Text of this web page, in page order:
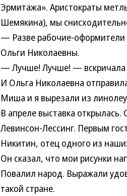
Эрмитажа». Аристократы
Шемякина), мы
— Разве рабочие-оформители
Ольги Николаевны.
— Лучше! Лучше! — вскричала
И Ольга Николаевна
Миша и я вырезали из
В апреле выставка
Левинсон-Лессинг. Первым
Никитин, отец одного из
Он сказал, что мои рисунки
Повалил народ. Выражали
такой стране.